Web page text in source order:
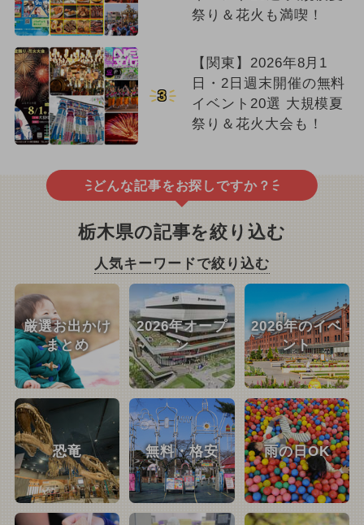
祭り＆花火も満喫！
3
【関東】2026年8月1
日・2日週末開催の無料
イベント20選 大規模夏
祭り＆花火大会も！
どんな記事をお探しですか？
栃木県の記事を絞り込む
人気キーワードで絞り込む
厳選お出かけ
まとめ
2026年オープ
ン
2026年のイベ
ント
恐竜 無料・格安 雨の日OK